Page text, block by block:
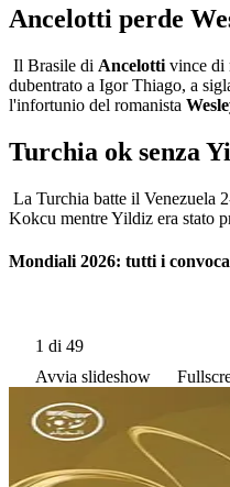
Ancelotti perde
Il Brasile di Ancelotti vince di
dubentrato a Igor Thiago, a
l'infortunio del romanista
Turchia ok senza
La Turchia batte il Venezuela
Kokcu mentre Yildiz era stato
Mondiali 2026: tutti i
1 di 49
Avvia slideshow